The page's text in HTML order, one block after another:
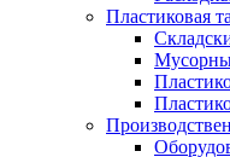
Пластиковая